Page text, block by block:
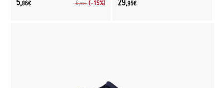
6,90€ (-15%)
5,86€ 29,95€